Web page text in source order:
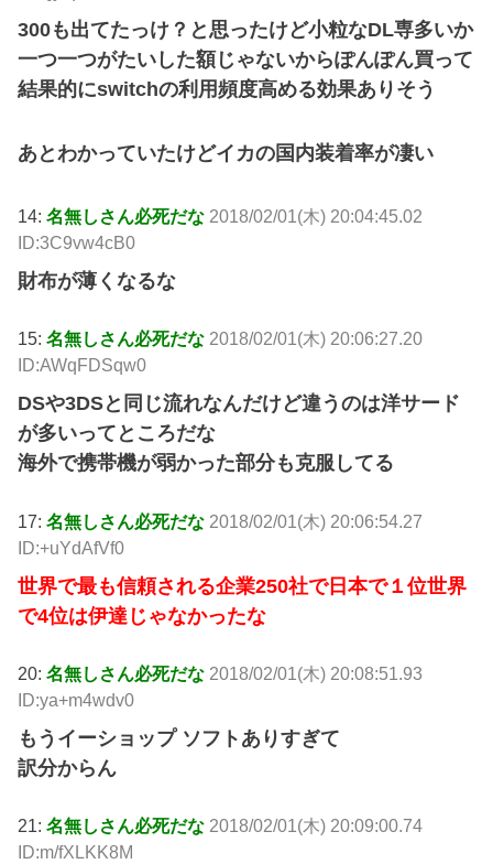
300も出てたっけ？と思ったけど小粒なDL専多いか
一つ一つがたいした額じゃないからぽんぽん買って
結果的にswitchの利用頻度高める効果ありそう
あとわかっていたけどイカの国内装着率が凄い
14:名無しさん必死だな 2018/02/01(木) 20:04:45.02
ID:3C9vw4cB0
財布が薄くなるな
15:名無しさん必死だな 2018/02/01(木) 20:06:27.20
ID:AWqFDSqw0
DSや3DSと同じ流れなんだけど違うのは洋サード
が多いってところだな
海外で携帯機が弱かった部分も克服してる
17:名無しさん必死だな 2018/02/01(木) 20:06:54.27
ID:+uYdAfVf0
世界で最も信頼される企業250社で日本で１位世界
で4位は伊達じゃなかったな
20:名無しさん必死だな 2018/02/01(木) 20:08:51.93
ID:ya+m4wdv0
もうイーショップ ソフトありすぎて
訳分からん
21:名無しさん必死だな 2018/02/01(木) 20:09:00.74
ID:m/fXLKK8M